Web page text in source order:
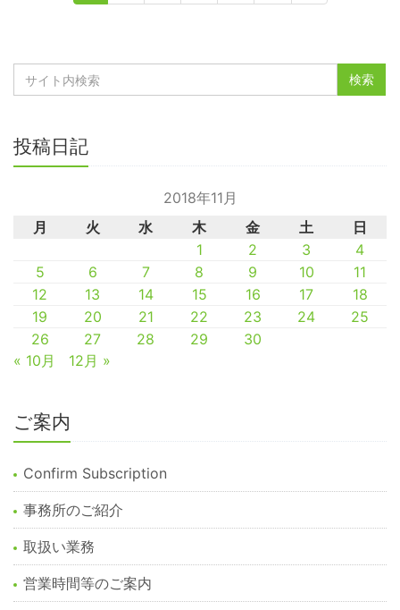
投稿日記
2018年11月
月
火 水 木 金 土
日
1
2 3
4
5
6 7 8 9 10
11
12
13 14 15 16 17
18
19
20 21 22 23 24
25
26
27 28 29
30
« 10月
12月 »
ご案内
Confirm Subscription
事務所のご紹介
取扱い業務
営業時間等のご案内